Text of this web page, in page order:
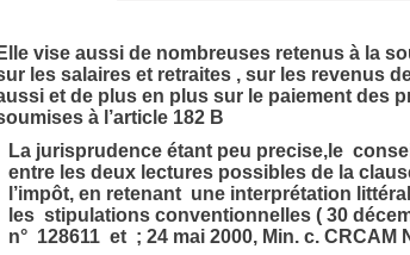
Elle vise aussi de nombreuses retenus à la
les salaires et retraites , sur les revenus
et de plus en plus sur le paiement des
à l’article 182 B
La jurisprudence étant peu precise,le
entre les deux lectures possibles de la
l’impôt, en retenant une interprétation
les stipulations conventionnelles ( 30
n° 128611 et ; 24 mai 2000, Min. c. CRCAM